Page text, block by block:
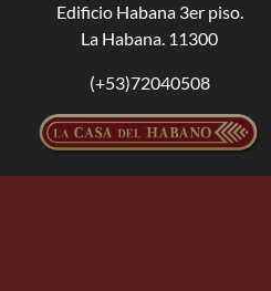
Edificio Habana 3er piso.
La Habana. 11300
(+53)72040508